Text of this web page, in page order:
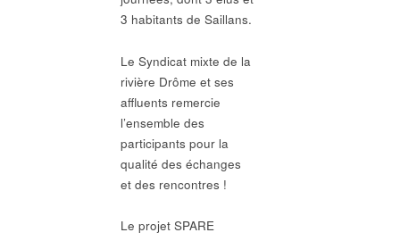
3 habitants de Saillans.
Le Syndicat mixte de la
rivière Drôme et ses
affluents remercie
l’ensemble des
participants pour la
qualité des échanges
et des rencontres !
Le projet SPARE